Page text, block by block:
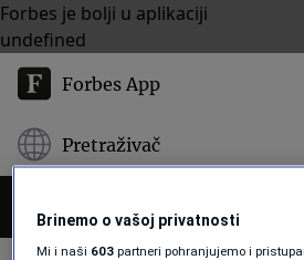
Forbes je bolji u aplikaciji
undefined
Forbes App
Pretraživač
Brinemo o vašoj privatnosti
Mi i naši 603 partneri pohranjujemo i